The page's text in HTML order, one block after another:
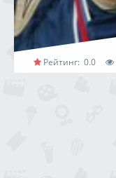
Рейтинг: 0.0